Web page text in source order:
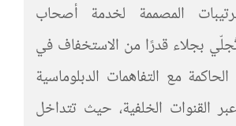
المصممة لخدمة أصحاب
بجلاء قدرًا من الاستخفاف في
مع التفاهمات الدبلوماسية
القنوات الخلفية، حيث تتداخل